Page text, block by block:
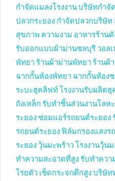
กำจัดแมลงโรงงานบริษัทกำจั
ปลวกระยอง กำจัดปลวกบริษัท
สุขภาพ ความงาม อาหารร้านดั
รับออกแบบผ้าม่านชลบุรี วอล
พัทยา ร้านผ้าม่านพัทยา ร้านผ้
ฉากกั้นห้องพัทยา ฉากกั้นห้อง
ระบะฮุคลิฟท์ โรงงานรับผลิต
ถังเหล็ก รับทำชิ้นส่วนงานโลหะ
ระยองซ่อมแอร์รถยนต์ระยอง
รถยนต์ระยอง ฟิล์มกรองแสงร
ระยอง วุ้นมะพร้าว โรงงานวุ้น
ทำความสะอาดที่สูง รับทำควา
โรยตัว เช็ดกระจกตึกสูงบริษัท